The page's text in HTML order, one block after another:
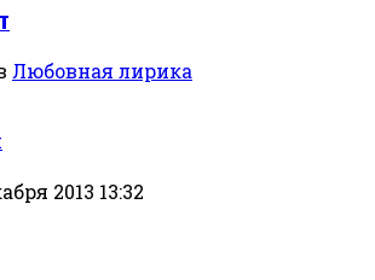
Любовная лирика
2013 13:32